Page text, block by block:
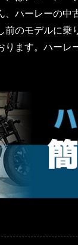
、ハーレーの中
前のモデルに乗
ります。ハーレ